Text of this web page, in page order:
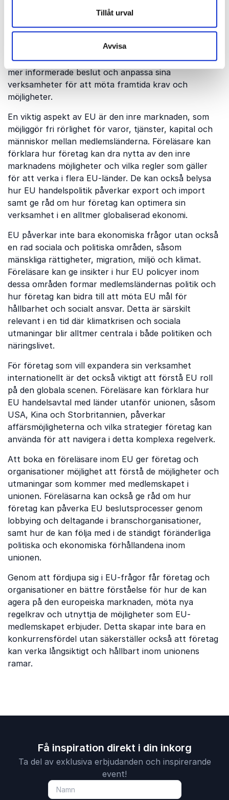
Tillåt urval
Avvisa
beslut fattas, samt hur dessa beslut påverkar
Genom att förstå processerna bakom EU-lagstiftning
och de regler som styr allt från handel och
konkurrens till miljö och arbetsrätt kan företag fatta
mer informerade beslut och anpassa sina
verksamheter för att möta framtida krav och
möjligheter.
En viktig aspekt av EU är den inre marknaden, som
möjliggör fri rörlighet för varor, tjänster, kapital och
människor mellan medlemsländerna. Föreläsare kan
förklara hur företag kan dra nytta av den inre
marknadens möjligheter och vilka regler som gäller
för att verka i flera EU-länder. De kan också belysa
hur EU handelspolitik påverkar export och import
samt ge råd om hur företag kan optimera sin
verksamhet i en alltmer globaliserad ekonomi.
EU påverkar inte bara ekonomiska frågor utan också
en rad sociala och politiska områden, såsom
mänskliga rättigheter, migration, miljö och klimat.
Föreläsare kan ge insikter i hur EU policyer inom
dessa områden formar medlemsländernas politik och
hur företag kan bidra till att möta EU mål för
hållbarhet och socialt ansvar. Detta är särskilt
relevant i en tid där klimatkrisen och sociala
utmaningar blir alltmer centrala i både politiken och
näringslivet.
För företag som vill expandera sin verksamhet
internationellt är det också viktigt att förstå EU roll
på den globala scenen. Föreläsare kan förklara hur
EU handelsavtal med länder utanför unionen, såsom
USA, Kina och Storbritannien, påverkar
affärsmöjligheterna och vilka strategier företag kan
använda för att navigera i detta komplexa regelverk.
Att boka en föreläsare inom EU ger företag och
organisationer möjlighet att förstå de möjligheter och
utmaningar som kommer med medlemskapet i
unionen. Föreläsarna kan också ge råd om hur
företag kan påverka EU beslutsprocesser genom
lobbying och deltagande i branschorganisationer,
samt hur de kan följa med i de ständigt föränderliga
politiska och ekonomiska förhållandena inom
unionen.
Genom att fördjupa sig i EU-frågor får företag och
organisationer en bättre förståelse för hur de kan
agera på den europeiska marknaden, möta nya
regelkrav och utnyttja de möjligheter som EU-
medlemskapet erbjuder. Detta skapar inte bara en
konkurrensfördel utan säkerställer också att företag
kan verka långsiktigt och hållbart inom unionens
ramar.
Få inspiration direkt i din inkorg
Ta del av exklusiva erbjudanden och inspirerande
event!